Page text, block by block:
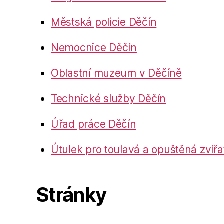
Městská policie Děčín
Nemocnice Děčín
Oblastní muzeum v Děčíně
Technické služby Děčín
Úřad práce Děčín
Útulek pro toulavá a opuštěná
Stránky